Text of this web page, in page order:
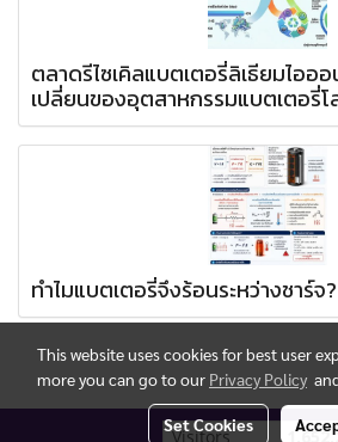
ตลาดรีไซเคิลแบตเตอรี่ลิเธียมไออ
เปลี่ยนของอุตสาหกรรมแบตเตอรี่โ
ทำไมแบตเตอรี่จึงร้อนระหว่างชาร์จ?
Today's visitor
This website uses cookies for best user
more you can go to our Privacy Policy
Set Cookies